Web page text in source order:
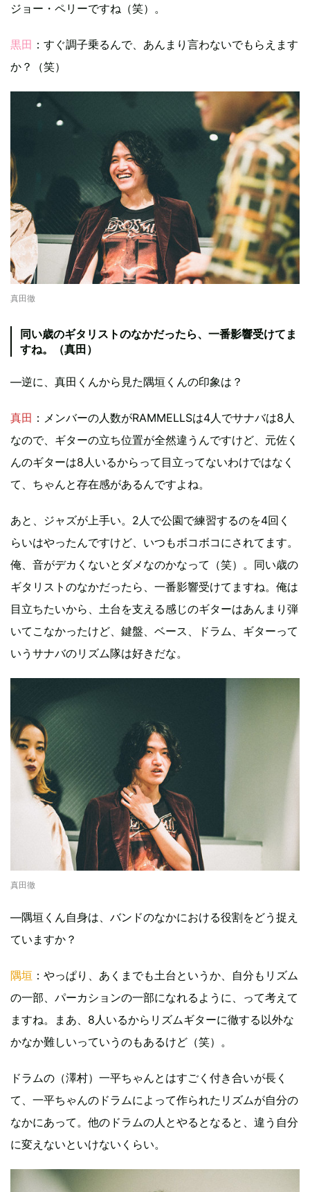
ジョー・ペリーですね（笑）。
黒田 ：すぐ調子乗るんで、あんまり言わないでもらえます
か？（笑）
真田徹
同い歳のギタリストのなかだったら、一番影響受けてま
すね。（真田）
—逆に、真田くんから見た隅垣くんの印象は？
真田 ：メンバーの人数がRAMMELLSは4人でサナバは8人
なので、ギターの立ち位置が全然違うんですけど、元佐く
んのギターは8人いるからって目立ってないわけではなく
て、ちゃんと存在感があるんですよね。
あと、ジャズが上手い。2人で公園で練習するのを4回く
らいはやったんですけど、いつもボコボコにされてます。
俺、音がデカくないとダメなのかなって（笑）。同い歳の
ギタリストのなかだったら、一番影響受けてますね。俺は
目立ちたいから、土台を支える感じのギターはあんまり弾
いてこなかったけど、鍵盤、ベース、ドラム、ギターって
いうサナバのリズム隊は好きだな。
真田徹
—隅垣くん自身は、バンドのなかにおける役割をどう捉え
ていますか？
隅垣 ：やっぱり、あくまでも土台というか、自分もリズム
の一部、パーカションの一部になれるように、って考えて
ますね。まあ、8人いるからリズムギターに徹する以外な
かなか難しいっていうのもあるけど（笑）。
ドラムの（澤村）一平ちゃんとはすごく付き合いが長く
て、一平ちゃんのドラムによって作られたリズムが自分の
なかにあって。他のドラムの人とやるとなると、違う自分
に変えないといけないくらい。